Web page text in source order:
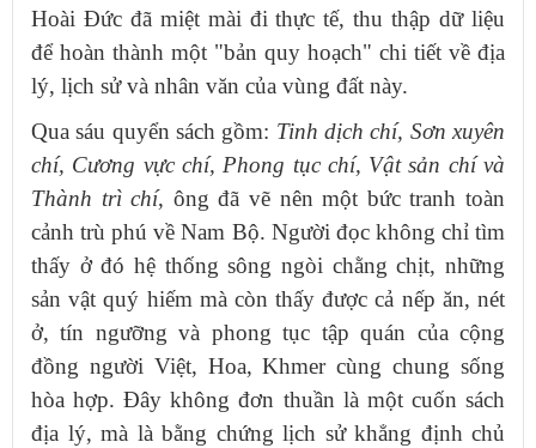
Hoài Đức đã miệt mài đi thực tế, thu thập dữ liệu
để hoàn thành một "bản quy hoạch" chi tiết về địa
lý, lịch sử và nhân văn của vùng đất này.
Qua sáu quyển sách gồm: Tinh dịch chí, Sơn xuyên
chí, Cương vực chí, Phong tục chí, Vật sản chí và
Thành trì chí, ông đã vẽ nên một bức tranh toàn
cảnh trù phú về Nam Bộ. Người đọc không chỉ tìm
thấy ở đó hệ thống sông ngòi chằng chịt, những
sản vật quý hiếm mà còn thấy được cả nếp ăn, nét
ở, tín ngưỡng và phong tục tập quán của cộng
đồng người Việt, Hoa, Khmer cùng chung sống
hòa hợp. Đây không đơn thuần là một cuốn sách
địa lý, mà là bằng chứng lịch sử khẳng định chủ